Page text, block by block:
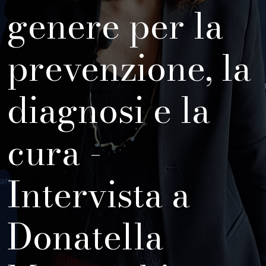
genere per la
prevenzione, la
diagnosi e la
cura -
Intervista a
Donatella